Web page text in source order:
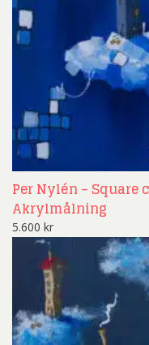
Per Nylén – Square
Akrylmålning
5.600 kr